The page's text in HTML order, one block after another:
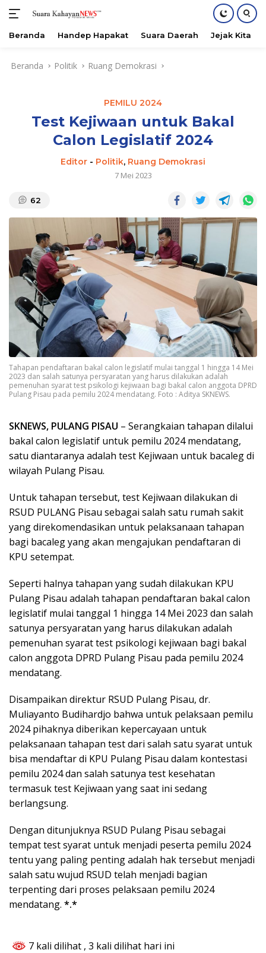
Beranda Handep Hapakat Suara Daerah Jejak Kita
Beranda Politik Ruang Demokrasi
PEMILU 2024
Test Kejiwaan untuk Bakal
Calon Legislatif 2024
Editor - Politik, Ruang Demokrasi
7 Mei 2023
62
Tahapan pendaftaran bakal calon legislatif mulai tanggal 1 hingga 14 Mei
2023 dan salah satunya persyaratan yang harus dilakukan adalah
pemenuhan syarat test psikologi kejiwaan bagi bakal calon anggota DPRD
Pulang Pisau pada pemilu 2024 mendatang. Foto : Aditya SKNEWS.
SKNEWS, PULANG PISAU – Serangkaian tahapan dilalui
bakal calon legislatif untuk pemilu 2024 mendatang,
satu diantaranya adalah test Kejiwaan untuk bacaleg di
wilayah Pulang Pisau.
Untuk tahapan tersebut, test Kejiwaan dilakukan di
RSUD PULANG Pisau sebagai salah satu rumah sakit
yang direkomendasikan untuk pelaksanaan tahapan
bagi bacaleg yang akan mengajukan pendaftaran di
KPU setempat.
Seperti halnya tahapan yang sudah dilakukan KPU
Pulang Pisau adalah tahapan pendaftaran bakal calon
legislatif mulai tanggal 1 hingga 14 Mei 2023 dan salah
satunya persyaratan yang harus dilakukan adalah
pemenuhan syarat test psikologi kejiwaan bagi bakal
calon anggota DPRD Pulang Pisau pada pemilu 2024
mendatang.
Disampaikan direktur RSUD Pulang Pisau, dr.
Muliayanto Budihardjo bahwa untuk pelaksaan pemilu
2024 pihaknya diberikan kepercayaan untuk
pelaksanaan tahapan test dari salah satu syarat untuk
bisa mendaftar di KPU Pulang Pisau dalam kontestasi
pemilu 2024 dan salah satunya test kesehatan
termasuk test Kejiwaan yang saat ini sedang
berlangsung.
Dengan ditunjuknya RSUD Pulang Pisau sebagai
tempat test syarat untuk menjadi peserta pemilu 2024
tentu yang paling penting adalah hak tersebut menjadi
salah satu wujud RSUD telah menjadi bagian
terpenting dari proses pelaksaan pemilu 2024
mendatang. *.*
7 kali dilihat , 3 kali dilihat hari ini